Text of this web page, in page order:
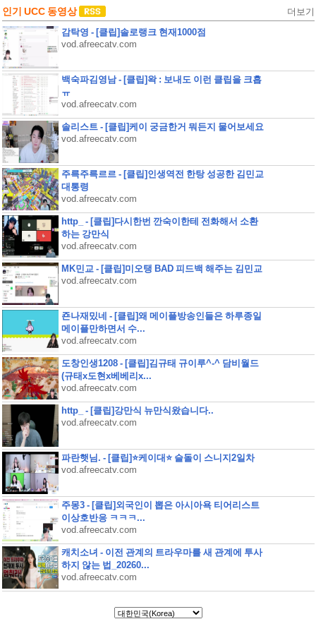
인기 UCC 동영상 더보기
감탁영 - [클립]솔로랭크 현재1000점
vod.afreecatv.com
백숙파김영남 - [클립]왁 : 보내도 이런 클립을 크흡
ㅠ
vod.afreecatv.com
솔리스트 - [클립]케이 궁금한거 뭐든지 물어보세요
vod.afreecatv.com
주륵주륵르르 - [클립]인생역전 한탕 성공한 김민교
대통령
vod.afreecatv.com
http_ - [클립]다시한번 깐숙이한테 전화해서 소환
하는 강만식
vod.afreecatv.com
MK민교 - [클립]미오탱 BAD 피드백 해주는 김민교
vod.afreecatv.com
죤나재밌네 - [클립]왜 메이플방송인들은 하루종일
메이플만하면서 수...
vod.afreecatv.com
도창인생1208 - [클립]김규태 규이루^-^ 담비월드
(규태x도현x베베리x...
vod.afreecatv.com
http_ - [클립]강만식 뉴만식왔습니다..
vod.afreecatv.com
파란햇님. - [클립]⭐케이대⭐ 슬돌이 스니지2일차
vod.afreecatv.com
주몽3 - [클립]외국인이 뽑은 아시아욕 티어리스트
이상호반응 ㅋㅋㅋ...
vod.afreecatv.com
캐치소녀 - 이전 관계의 트라우마를 새 관계에 투사
하지 않는 법_20260...
vod.afreecatv.com